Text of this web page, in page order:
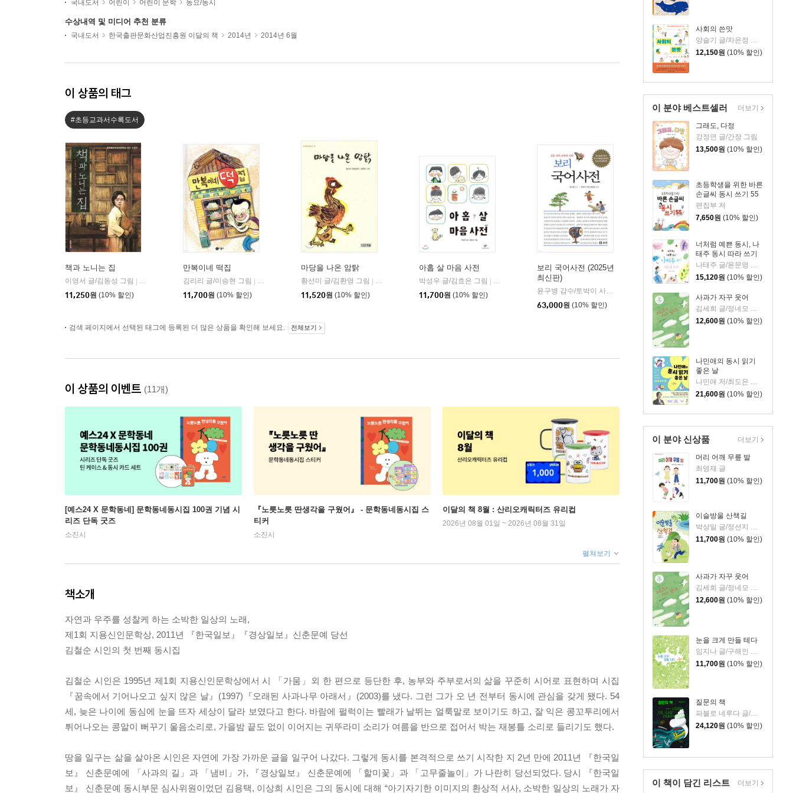
사회의 쓴맛
양슬기 글/차은정 그림
12,150원 (10% 할인)
이 분야 베스트셀러
그래도, 다정
강정연 글/간장 그림
13,500원 (10% 할인)
초등학생을 위한 바른
손글씨 동시 쓰기 55
편집부 저
7,650원 (10% 할인)
너처럼 예쁜 동시, 나
태주 동시 따라 쓰기
15,120원 (10% 할인)
사과가 자꾸 웃어
12,600원 (10% 할인)
나민애의 동시 읽기
좋은 날
21,600원 (10% 할인)
더보기
이 분야 신상품
머리 어깨 무릎 발
최영재 글
11,700원 (10% 할인)
이슬방울 산책길
박상일 글/정선지 그림
11,700원 (10% 할인)
사과가 자꾸 웃어
김세희 글/정네모 그림
12,600원 (10% 할인)
눈을 크게 만들 테다
임지나 글/구해인 그림
11,700원 (10% 할인)
질문의 책
파블로 네루다 글/팔로마 발디비아 그림/남진희 역
24,120원 (10% 할인)
더보기
이 책이 담긴 리스트 더보기
국내도서 어린이 어린이 문학 동요/동시
수상내역 및 미디어 추천 분류
국내도서 한국출판문화산업진흥원 이달의 책 2014년 2014년 6월
이 상품의 태그
#초등교과서수록도서
책과 노니는 집
이영서 글/김동성 그림
문학동네
11,250원 (10% 할인)
만복이네 떡집
김리리 글/이승현 그림
비룡소
11,700원 (10% 할인)
마당을 나온 암탉
황선미 글/김환영 그림
사계절
11,520원 (10% 할인)
아홉 살 마음 사전
박성우 글/김효은 그림
창비
11,700원 (10% 할인)
보리 국어사전 (2025년
최신판)
윤구병 감수/토박이 사전 편찬실 편
보리
63,000원 (10% 할인)
검색 페이지에서 선택된 태그에 등록된 더 많은 상품을 확인해 보세요. 전체보기
이 상품의 이벤트 (11개)
[예스24 X 문학동네] 문학동네동시집 100권 기념 시
리즈 단독 굿즈
소진시
『노릇노릇 딴생각을 구웠어』 - 문학동네동시집 스
티커
소진시
이달의 책 8월 : 산리오캐릭터즈 유리컵
2026년 08월 01일 ~ 2026년 08월 31일
펼쳐보기
책소개
자연과 우주를 성찰케 하는 소박한 일상의 노래,
제1회 지용신인문학상, 2011년 『한국일보』『경상일보』신춘문예 당선
김철순 시인의 첫 번째 동시집
김철순 시인은 1995년 제1회 지용신인문학상에서 시 「가뭄」외 한 편으로 등단한 후, 농부와 주부로서의 삶을 꾸준히 시어로 표현하며 시집
『꿈속에서 기어나오고 싶지 않은 날』(1997)『오래된 사과나무 아래서』(2003)를 냈다. 그런 그가 오 년 전부터 동시에 관심을 갖게 됐다. 54
세, 늦은 나이에 동심에 눈을 뜨자 세상이 달라 보였다고 한다. 바람에 펄럭이는 빨래가 날뛰는 얼룩말로 보이기도 하고, 잘 익은 콩꼬투리에서
튀어나오는 콩알이 뻐꾸기 울음소리로, 가을밤 끝도 없이 이어지는 귀뚜라미 소리가 여름을 반으로 접어서 박는 재봉틀 소리로 들리기도 했다.
땅을 일구는 삶을 살아온 시인은 자연에 가장 가까운 글을 일구어 나갔다. 그렇게 동시를 본격적으로 쓰기 시작한 지 2년 만에 2011년 『한국일
보』 신춘문예에 「사과의 길」과 「냄비」가, 『경상일보』 신춘문예에 「할미꽃」과 「고무줄놀이」가 나란히 당선되었다. 당시 『한국일
보』 신춘문예 동시부문 심사위원이었던 김용택, 이상희 시인은 그의 동시에 대해 “아기자기한 이미지의 환상적 서사, 소박한 일상의 노래가 자